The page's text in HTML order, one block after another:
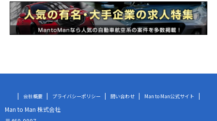
会社概要 プライバシーポリシー 問い合わせ Man to Man公式サイト
Man to Man 株式会社